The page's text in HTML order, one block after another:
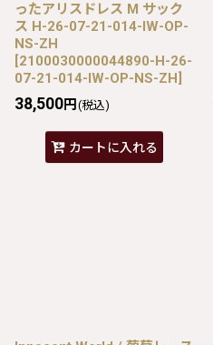
ったアリスドレス M サック
ス H-26-07-21-014-IW-OP-
NS-ZH
[2100030000044890-H-26-
07-21-014-IW-OP-NS-ZH]
38,500円 (税込)
カートに入れる